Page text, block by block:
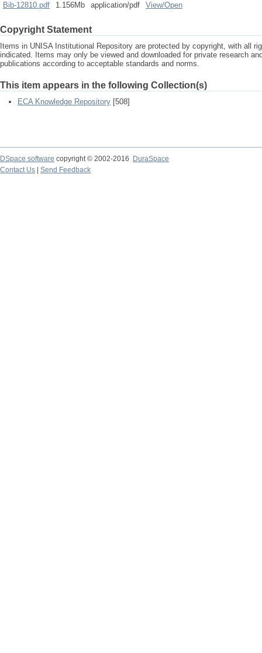
Bib-12810.pdf
1.156Mb application/pdf View/Open
Copyright Statement
Items in UNISA Institutional Repository are protected by copyright, with all
indicated. Items may only be viewed and downloaded for private research
publications according to acceptable standards and norms.
This item appears in the following Collection(s)
ECA Knowledge Repository [508]
DSpace software copyright © 2002-2016
DuraSpace
Contact Us
Send Feedback